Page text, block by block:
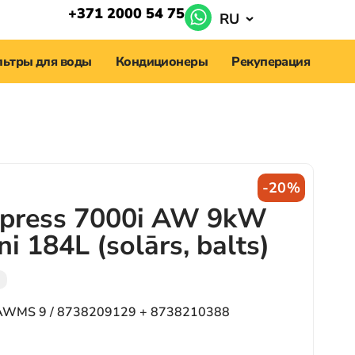
+371 2000 54 75 RU
для воды Кондиционеры Рекуперация
-20%
7000i AW 9kW
184L (solārs, balts)
9 / 8738209129 + 8738210388